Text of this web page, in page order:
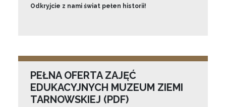
Odkryjcie z nami świat pełen historii!
PEŁNA OFERTA ZAJĘĆ
EDUKACYJNYCH MUZEUM ZIEMI
TARNOWSKIEJ (PDF)